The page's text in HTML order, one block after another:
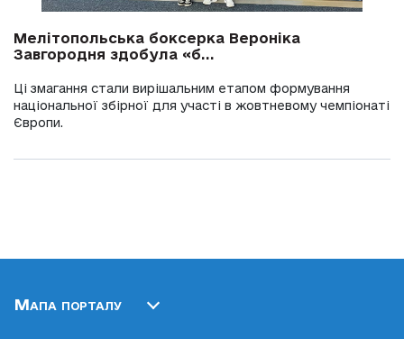
Мелітопольська боксерка Вероніка
Завгородня здобула «б...
Ці змагання стали вирішальним етапом формування
національної збірної для участі в жовтневому чемпіонаті
Європи.
Мапа порталу